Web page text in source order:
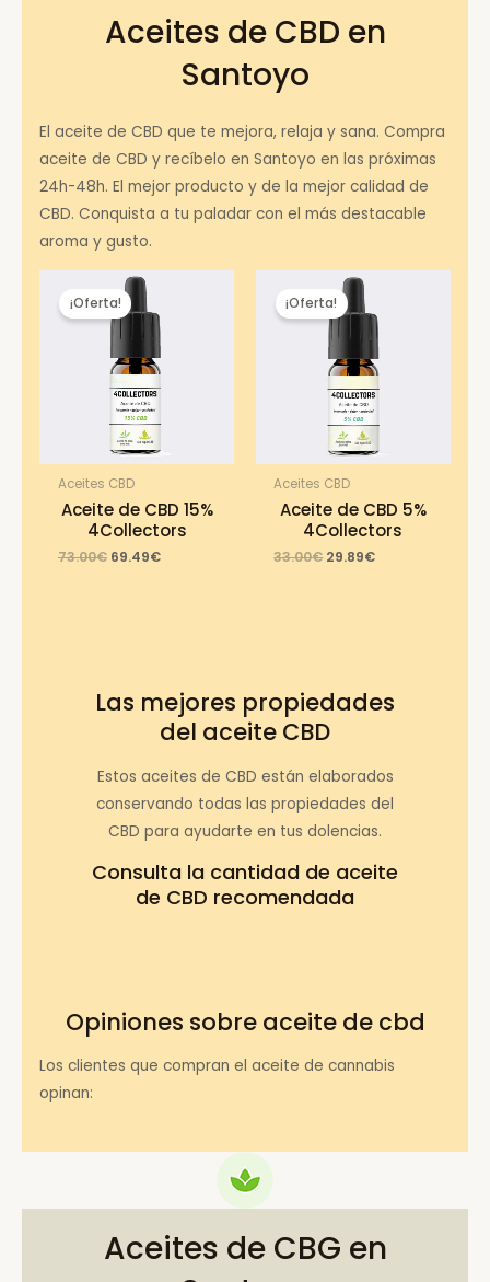
Aceites de CBD en
Santoyo
El aceite de CBD que te mejora, relaja y sana. Compra
aceite de CBD y recíbelo en Santoyo en las próximas
24h-48h. El mejor producto y de la mejor calidad de
CBD. Conquista a tu paladar con el más destacable
aroma y gusto.
¡Oferta!
Aceites CBD
Aceite de CBD 15%
4Collectors
73.00€ Original
69.49€Current
¡Oferta!
Aceites CBD
Aceite de CBD 5%
4Collectors
33.00€ Original
29.89€Current
Las mejores propiedades
del aceite CBD
Estos aceites de CBD están elaborados
conservando todas las propiedades del
CBD para ayudarte en tus dolencias.
Consulta la cantidad de aceite
de CBD recomendada
Opiniones sobre aceite de cbd
Los clientes que compran el aceite de cannabis
opinan:
Aceites de CBG en